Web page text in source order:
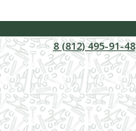
8 (812) 495-91-48